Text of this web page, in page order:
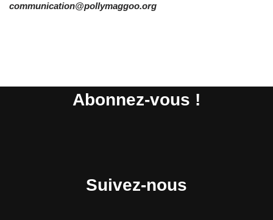
communication@pollymaggoo.org
Abonnez-vous !
Suivez-nous